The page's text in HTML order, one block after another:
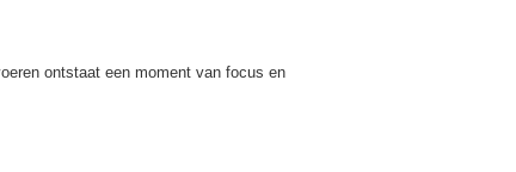
ontstaat een moment van focus en